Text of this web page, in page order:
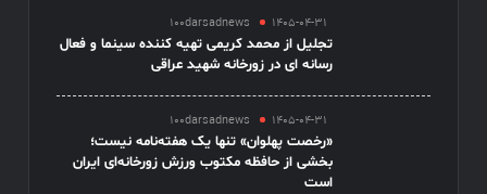
100darsadnews 1405-04-31
تجلیل از محمد کریمی تهیه کننده سینما و فعال
رسانه ای در زورخانه شهید عراقی
100darsadnews 1405-04-31
«رخصت پهلوان» تنها یک هفته‌نامه نیست؛
بخشی از حافظه مکتوب ورزش زورخانه‌ای ایران
است